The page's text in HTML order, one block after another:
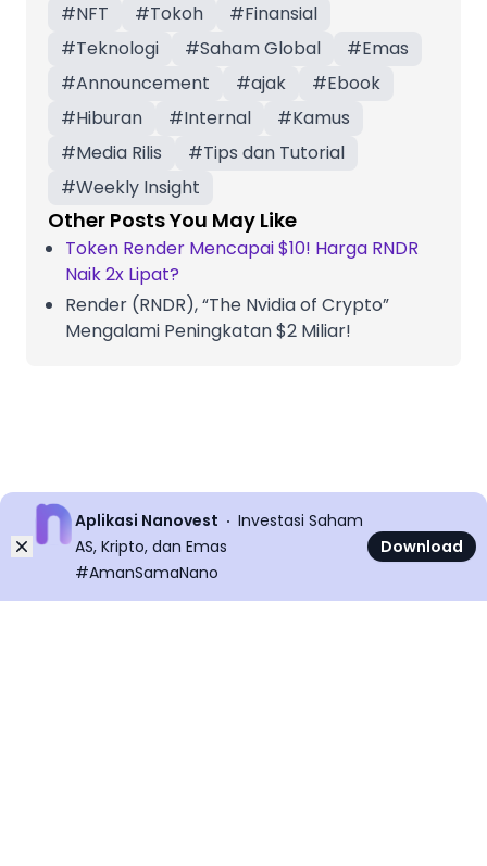
#NFT #Tokoh #Finansial
#Teknologi #Saham Global #Emas
#Announcement #ajak #Ebook
#Hiburan #Internal #Kamus
#Media Rilis #Tips dan Tutorial
#Weekly Insight
Other Posts You May Like
Token Render Mencapai $10! Harga RNDR
Naik 2x Lipat?
Render (RNDR), “The Nvidia of Crypto”
Mengalami Peningkatan $2 Miliar!
Dismiss
Aplikasi Nanovest
Investasi Saham
AS, Kripto, dan Emas
#AmanSamaNano
Download